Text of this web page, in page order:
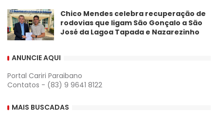
Chico Mendes celebra recuperação de
rodovias que ligam São Gonçalo a São
José da Lagoa Tapada e Nazarezinho
ANUNCIE AQUI
Portal Cariri Paraibano
Contatos - (83) 9 9641 8122
MAIS BUSCADAS